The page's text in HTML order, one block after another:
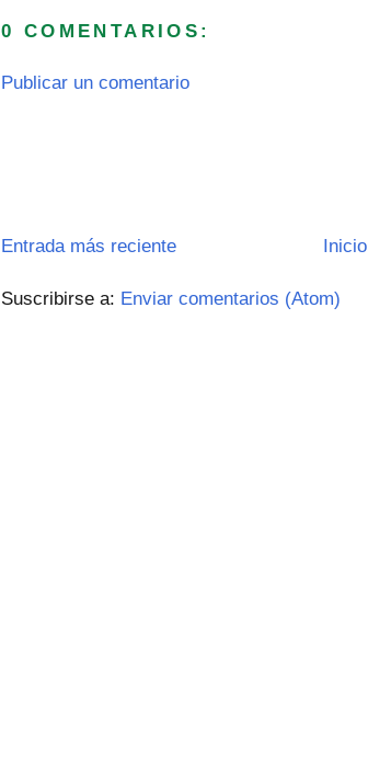
0 COMENTARIOS:
Publicar un comentario
Entrada más reciente Inicio
Suscribirse a: Enviar comentarios (Atom)